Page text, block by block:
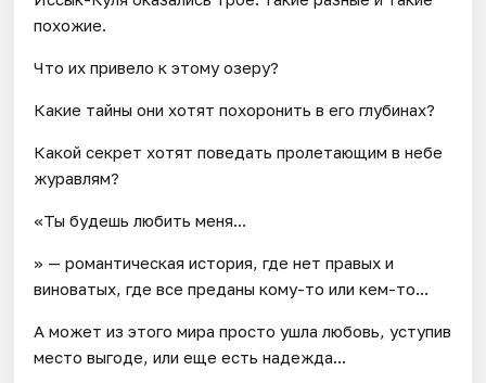
похожие.
Что их привело к этому озеру?
Какие тайны они хотят похоронить в его глубинах?
Какой секрет хотят поведать пролетающим в небе
журавлям?
«Ты будешь любить меня...
» — романтическая история, где нет правых и
виноватых, где все преданы кому-то или кем-то...
А может из этого мира просто ушла любовь, уступив
место выгоде, или еще есть надежда...